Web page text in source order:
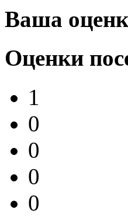
Ваша
Оценки
1
0
0
0
0